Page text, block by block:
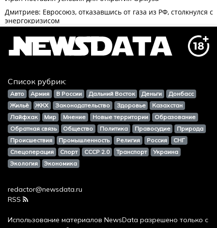
Список рубрик:
Авто Армия В России Дальний Восток Деньги
Донбасс
Жильё
ЖКХ Законодательство Здоровье
Казахстан
Лайфхак
Мир Мнение Новые территории
Образование
Обратная связь
Общество Политика Правосудие
Природа
Происшествия
Промышленность Религия Россия
СНГ
Спецоперация
Спорт СССР 2.0 Транспорт
Украина
Экология
Экономика
redactor@newsdata.ru
RSS
Использование материалов NewsData разрешено только с